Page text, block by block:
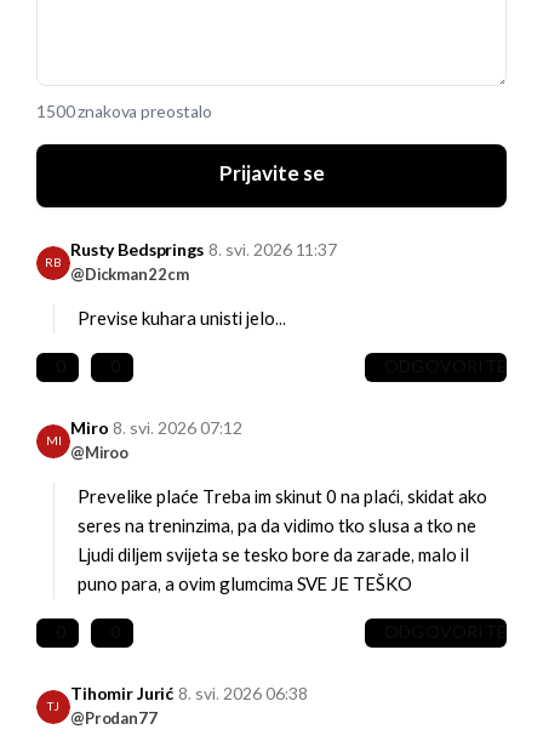
1500 znakova preostalo
Prijavite se
RB
Rusty Bedsprings
@Dickman22cm
8. svi. 2026 11:37
Previse kuhara unisti jelo...
MI
Miro
@Miroo
8. svi. 2026 07:12
Prevelike plaće Treba im skinut 0 na plaći, skidat ako
seres na treninzima, pa da vidimo tko slusa a tko ne
Ljudi diljem svijeta se tesko bore da zarade, malo il
puno para, a ovim glumcima SVE JE TEŠKO
TJ
Tihomir Jurić
@Prodan77
8. svi. 2026 06:38